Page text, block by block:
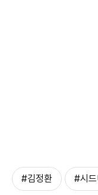
#김정환 #시드